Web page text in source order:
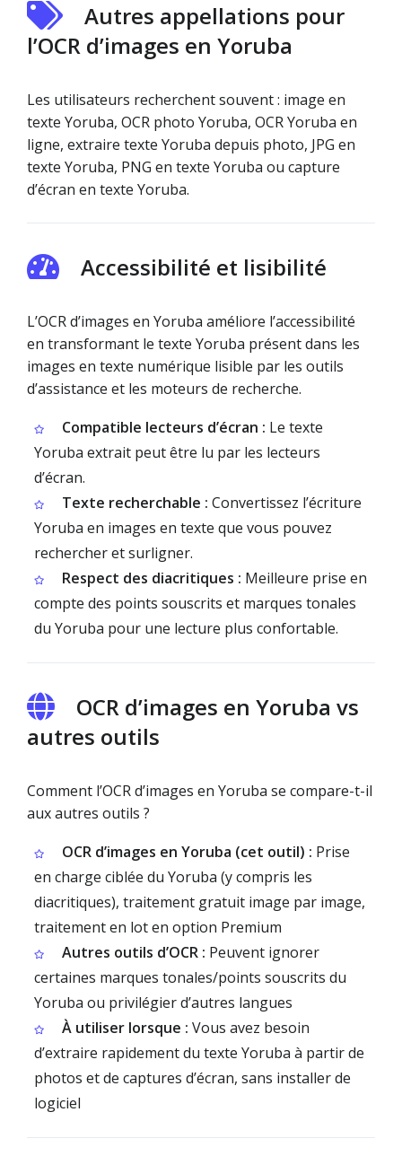
Autres appellations pour
l’OCR d’images en Yoruba
Les utilisateurs recherchent souvent : image en
texte Yoruba, OCR photo Yoruba, OCR Yoruba en
ligne, extraire texte Yoruba depuis photo, JPG en
texte Yoruba, PNG en texte Yoruba ou capture
d’écran en texte Yoruba.
Accessibilité et lisibilité
L’OCR d’images en Yoruba améliore l’accessibilité
en transformant le texte Yoruba présent dans les
images en texte numérique lisible par les outils
d’assistance et les moteurs de recherche.
Compatible lecteurs d’écran : Le texte
Yoruba extrait peut être lu par les lecteurs
d’écran.
Texte recherchable : Convertissez l’écriture
Yoruba en images en texte que vous pouvez
rechercher et surligner.
Respect des diacritiques : Meilleure prise en
compte des points souscrits et marques tonales
du Yoruba pour une lecture plus confortable.
OCR d’images en Yoruba vs
autres outils
Comment l’OCR d’images en Yoruba se compare-t-il
aux autres outils ?
OCR d’images en Yoruba (cet outil) : Prise
en charge ciblée du Yoruba (y compris les
diacritiques), traitement gratuit image par image,
traitement en lot en option Premium
Autres outils d’OCR : Peuvent ignorer
certaines marques tonales/points souscrits du
Yoruba ou privilégier d’autres langues
À utiliser lorsque : Vous avez besoin
d’extraire rapidement du texte Yoruba à partir de
photos et de captures d’écran, sans installer de
logiciel